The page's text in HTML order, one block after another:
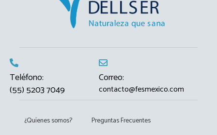
a
t
Teléfono:
(55) 5203 7049
Correo:
contacto@fesmexico.com
¿Quíenes somos? Preguntas Frecuentes